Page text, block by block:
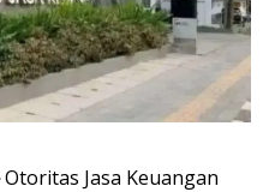
Otoritas Jasa Keuangan